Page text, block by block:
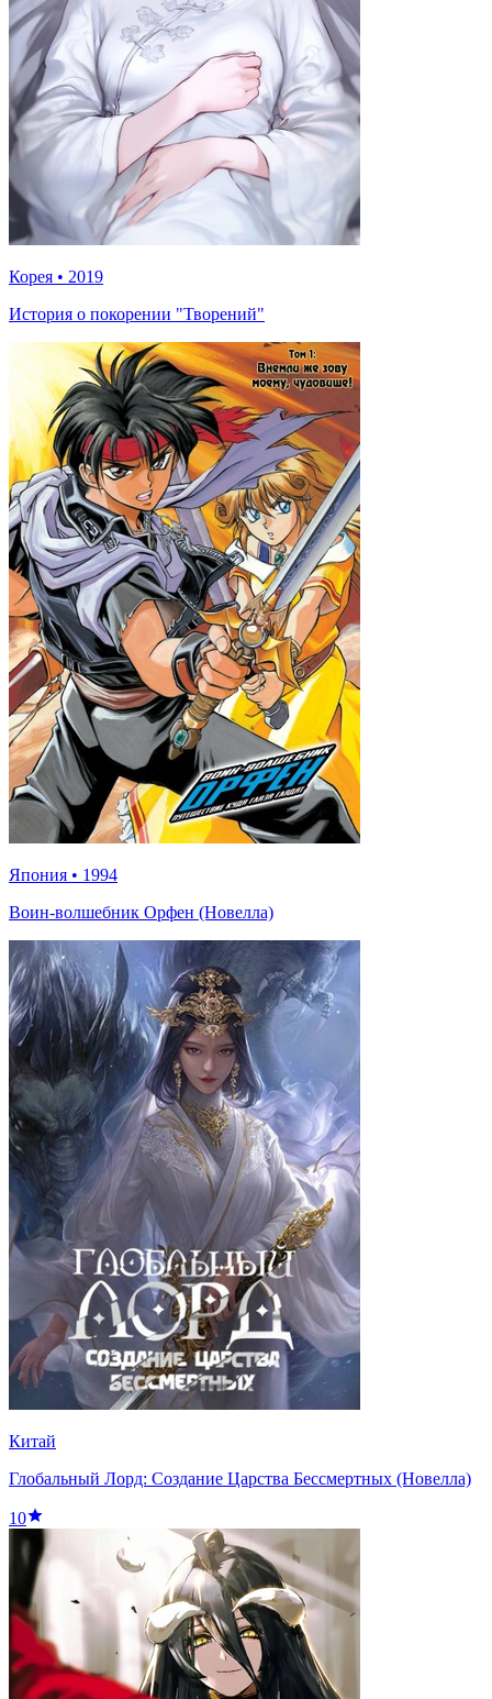
Корея • 2019
История о покорении "Творений"
Япония • 1994
Воин-волшебник Орфен (Новелла)
Китай
Глобальный Лорд: Создание Царства Бессмертных (Новелла)
10